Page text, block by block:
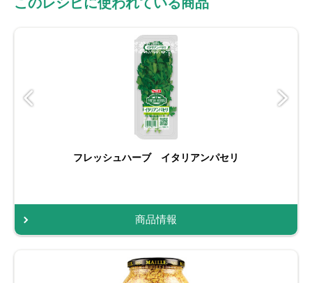
フレッシュハーブ イタリアンパセリ
商品情報